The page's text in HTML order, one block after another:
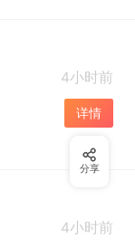
4小时前
详情
4小时前
分享